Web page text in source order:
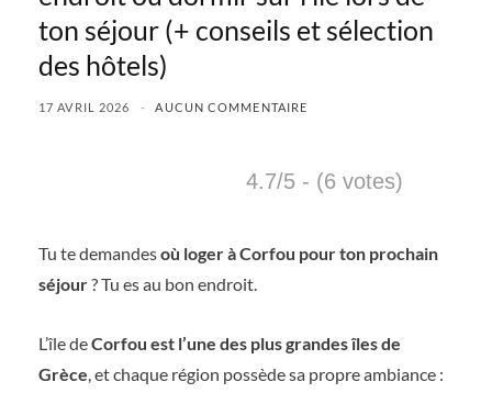
ton séjour (+ conseils et sélection
des hôtels)
17 AVRIL 2026 AUCUN COMMENTAIRE
4.7/5 - (6 votes)
Tu te demandesoù loger à Corfou pour ton prochain
séjour? Tu es au bon endroit.
L’île deCorfou est l’une des plus grandes îles de
Grèce, et chaque région possède sa propre ambiance :